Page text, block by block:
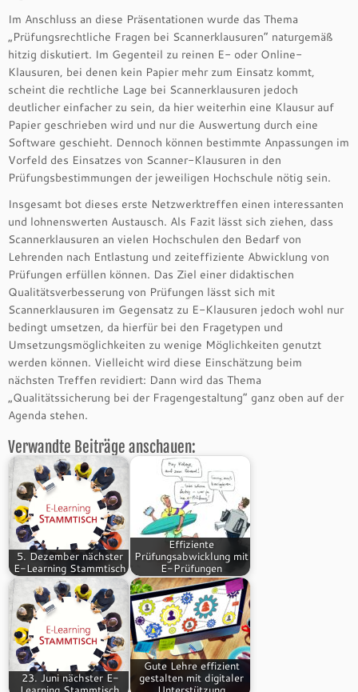
Im Anschluss an diese Präsentationen wurde das Thema
„Prüfungsrechtliche Fragen bei Scannerklausuren“ naturgemäß
hitzig diskutiert. Im Gegenteil zu reinen E- oder Online-
Klausuren, bei denen kein Papier mehr zum Einsatz kommt,
scheint die rechtliche Lage bei Scannerklausuren jedoch
deutlicher einfacher zu sein, da hier weiterhin eine Klausur auf
Papier geschrieben wird und nur die Auswertung durch eine
Software geschieht. Dennoch können bestimmte Anpassungen im
Vorfeld des Einsatzes von Scanner-Klausuren in den
Prüfungsbestimmungen der jeweiligen Hochschule nötig sein.
Insgesamt bot dieses erste Netzwerktreffen einen interessanten
und lohnenswerten Austausch. Als Fazit lässt sich ziehen, dass
Scannerklausuren an vielen Hochschulen den Bedarf von
Lehrenden nach Entlastung und zeiteffiziente Abwicklung von
Prüfungen erfüllen können. Das Ziel einer didaktischen
Qualitätsverbesserung von Prüfungen lässt sich mit
Scannerklausuren im Gegensatz zu E-Klausuren jedoch wohl nur
bedingt umsetzen, da hierfür bei den Fragetypen und
Umsetzungsmöglichkeiten zu wenige Möglichkeiten genutzt
werden können. Vielleicht wird diese Einschätzung beim
nächsten Treffen revidiert: Dann wird das Thema
„Qualitätssicherung bei der Fragengestaltung“ ganz oben auf der
Agenda stehen.
Verwandte Beiträge anschauen:
5. Dezember nächster
E-Learning Stammtisch
Effiziente
Prüfungsabwicklung mit
E-Prüfungen
23. Juni nächster E-
Gute Lehre effizient
gestalten mit digitaler